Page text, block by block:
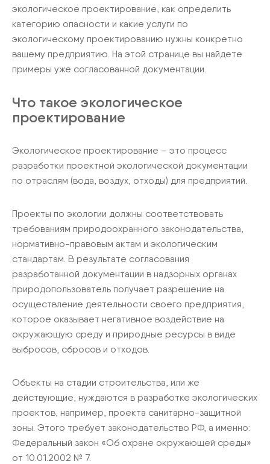
экологическое проектирование, как определить
категорию опасности и какие услуги по
экологическому проектированию нужны конкретно
вашему предприятию. На этой странице вы найдете
примеры уже согласованной документации.
Что такое экологическое
проектирование
Экологическое проектирование – это процесс
разработки проектной экологической документации
по отраслям (вода, воздух, отходы) для предприятий.
Проекты по экологии должны соответствовать
требованиям природоохранного законодательства,
нормативно-правовым актам и экологическим
стандартам. В результате согласования
разработанной документации в надзорных органах
природопользователь получает разрешение на
осуществление деятельности своего предприятия,
которое оказывает негативное воздействие на
окружающую среду и природные ресурсы в виде
выбросов, сбросов и отходов.
Объекты на стадии строительства, или же
действующие, нуждаются в разработке экологических
проектов, например, проекта санитарно-защитной
зоны. Этого требует законодательство РФ, а именно:
Федеральный закон «Об охране окружающей среды»
от 10.01.2002 № 7.